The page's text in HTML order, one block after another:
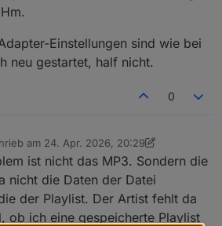
etwas angepasst?
ioBroker durchstarten? Evtl. ein
Laufen?
nicht reproduzieren... Läuft bei mir
Einstellungen sind wie bei
neu gestartet, half nicht.
0
am 24. Apr. 2026, 20:29
editiert von SmartStuffCoyote
ist nicht das MP3. Sondern die
nicht die Daten der Datei
der Playlist. Der Artist fehlt da
ob ich eine gespeicherte Playlist